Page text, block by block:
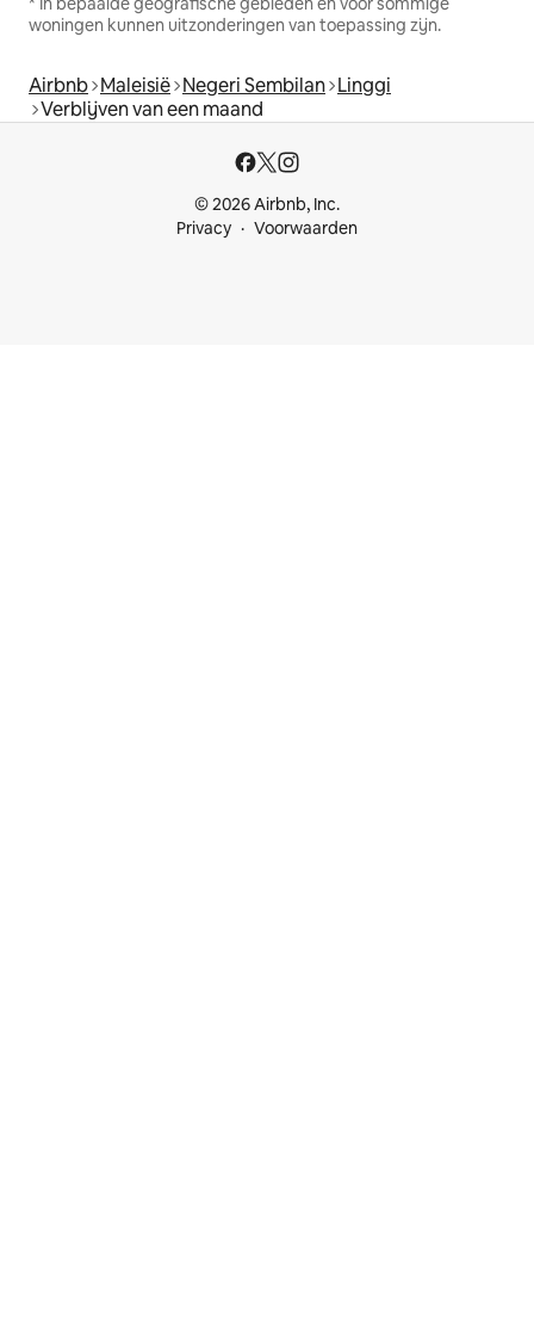
woningen kunnen uitzonderingen van toepassing zijn.
Airbnb Maleisië Negeri Sembilan Linggi
Verblijven van een maand
© 2026 Airbnb, Inc.
Privacy
Voorwaarden